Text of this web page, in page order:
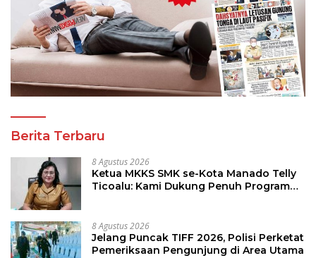
Berita Terbaru
8 Agustus 2026
Ketua MKKS SMK se-Kota Manado Telly
Ticoalu: Kami Dukung Penuh Program
8 Agustus 2026
Jelang Puncak TIFF 2026, Polisi Perketat
Pemeriksaan Pengunjung di Area Utama